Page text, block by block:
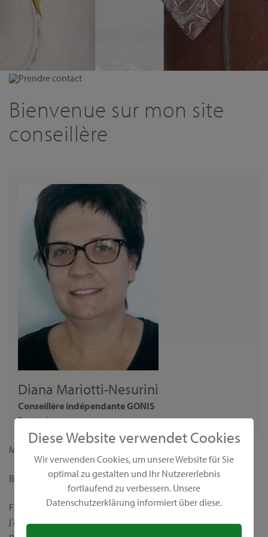
Diese Website verwendet Cookies
Wir verwenden Cookies, um unsere Website für Sie
optimal zu gestalten und Ihr Nutzererlebnis
fortlaufend zu verbessern. Unsere
Datenschutzerklärung informiert über diese.
Prendre contact
Bienvenue sur mon site
conseillère
Diana Mariotti-Nesurini
Conseillère indépendante GONIS
Beraterin
Madame,
Bienvenue sur ma page personnelle de conseillère GONIS !
Fidèle à la devise "Nous rendons le monde plus coloré",
j'aimerais vous présenter nos produits créatifs uniques et leurs